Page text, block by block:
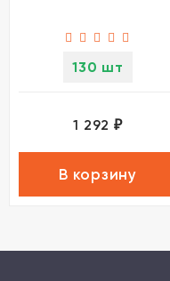
130 шт
1 292 ₽
В корзину